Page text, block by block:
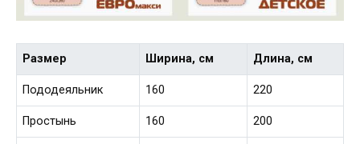
Размер Ширина, см Длина, см
Пододеяльник 160 220
Простынь 160 200